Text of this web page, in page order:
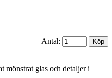
Antal:
mönstrat glas och detaljer i